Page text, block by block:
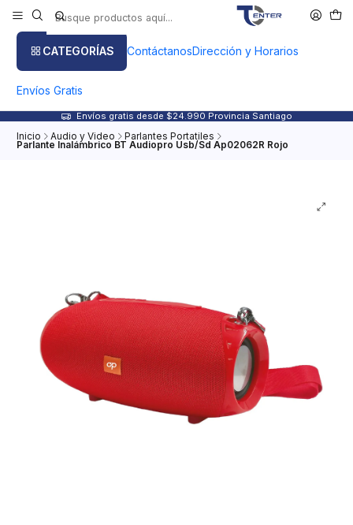
CATEGORÍAS ContáctanosDirección y Horarios
Envíos Gratis
Envíos gratis desde $24.990 Provincia Santiago
Inicio Audio y Video Parlantes Portatiles
Parlante Inalámbrico BT Audiopro Usb/Sd Ap02062R Rojo